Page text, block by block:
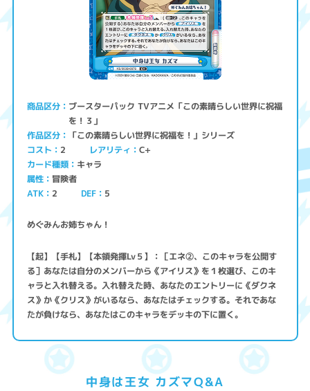
商品区分 ブースターパック TVアニメ「この素晴らしい世界に祝福
を！３」
作品区分 「この素晴らしい世界に祝福を！」シリーズ
コスト 2 レアリティ C+
カード種類 キャラ
属性 冒険者
ATK 2 DEF 5
めぐみんお姉ちゃん！
【起】【手札】【本領発揮Lv５】：［エネ②、このキャラを公開す
る］あなたは自分のメンバーから《アイリス》を１枚選び、このキ
ャラと入れ替える。入れ替えた時、あなたのエントリーに《ダクネ
ス》か《クリス》がいるなら、あなたはチェックする。それであな
たが負けなら、あなたはこのキャラをデッキの下に置く。
中身は王女 カズマQ&A